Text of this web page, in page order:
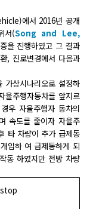
에서 2016년 공개
서(Song and Lee,
을 진행하였고 그 결과
, 진로변경에서 다음과
가상시나리오로 설정하
율주행자동차를 앞지르
우 자율주행자 동차의
속도를 줄이자 자율주
타 차량이 추가 급제동
입하 여 급제동하게 되
동 하였지만 전방 차량